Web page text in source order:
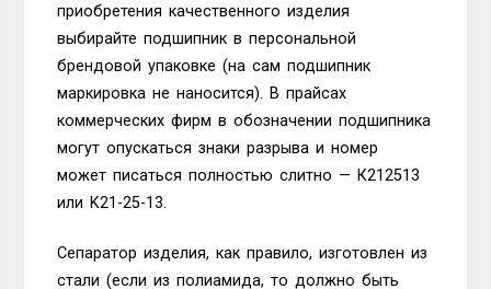
приобретения качественного изделия
выбирайте подшипник в персональной
брендовой упаковке (на сам подшипник
маркировка не наносится). В прайсах
коммерческих фирм в обозначении подшипника
могут опускаться знаки разрыва и номер
может писаться полностью слитно — К212513
или K21-25-13.
Сепаратор изделия, как правило, изготовлен из
стали (если из полиамида, то должно быть